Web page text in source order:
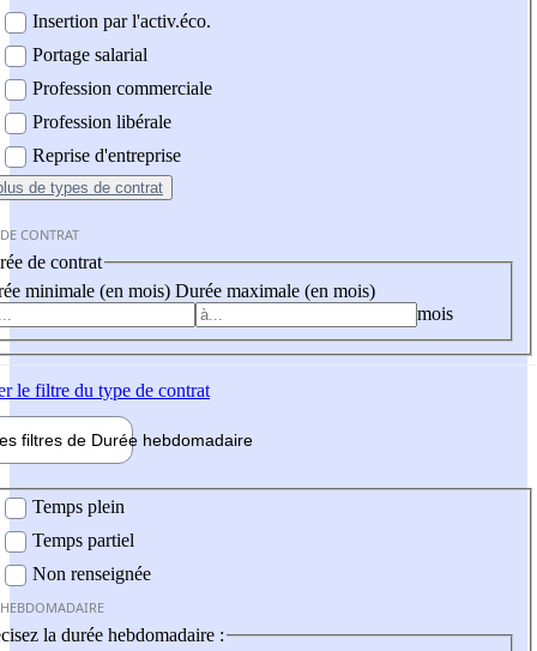
Insertion par l'activ.éco.
Portage salarial
Profession commerciale
Profession libérale
Reprise d'entreprise
de types de contrat
CONTRAT
de contrat
minimale (en mois) Durée maximale (en mois)
mois
le filtre du type de contrat
filtres de Durée hebdomadaire
Temps plein
Temps partiel
Non renseignée
la durée hebdomadaire :